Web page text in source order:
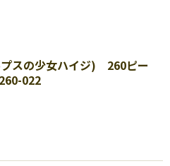
スの少女ハイジ) 260ピー
022